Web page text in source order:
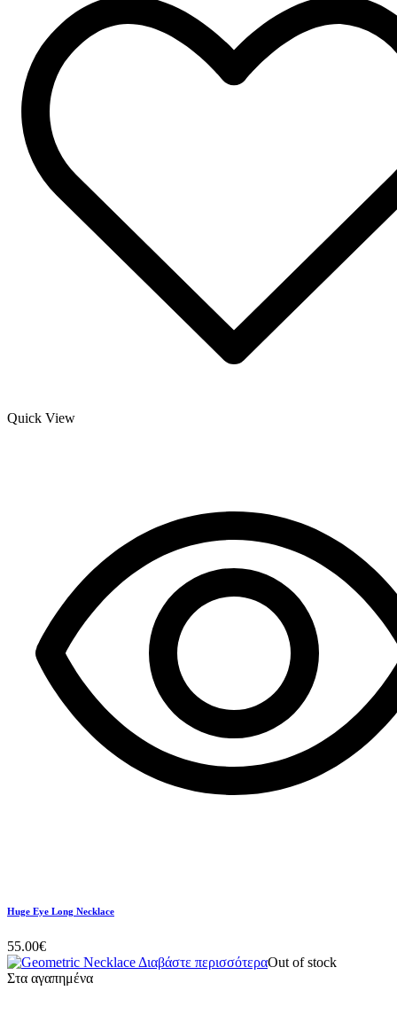
Quick View
Huge Eye Long Necklace
55.00€
Διαβάστε περισσότεραOut of stock
Στα αγαπημένα